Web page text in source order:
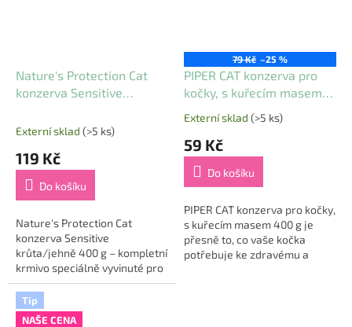
Nature's Protection Cat
konzerva Sensitive
Externí sklad (>5 ks)
119 Kč
Do košíku
Nature's Protection Cat
konzerva Sensitive
krůta/jehně 400 g – kompletní
krmivo speciálně vyvinuté pro
dospělé kočky s citlivým
trávením, které potřebují
lehce stravitelné a...
79 Kč –25 %
PIPER CAT konzerva pro
kočky, s kuřecím masem
Průměrné
produktu
5,0
5
hvězdiček.
Externí sklad (>5 ks)
59 Kč
Do košíku
PIPER CAT konzerva pro kočky,
s kuřecím masem 400 g je
přesně to, co vaše kočka
potřebuje ke zdravému a
Tip
NAŠE CENA